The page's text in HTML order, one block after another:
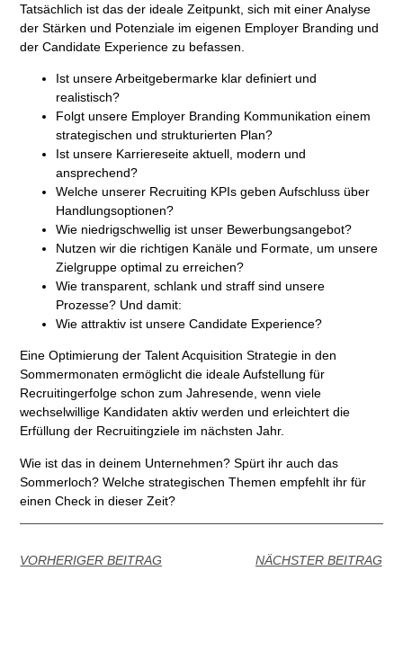
Tatsächlich ist das der ideale Zeitpunkt, sich mit einer Analyse
der Stärken und Potenziale im eigenen Employer Branding und
der Candidate Experience zu befassen.
Ist unsere Arbeitgebermarke klar definiert und
realistisch?
Folgt unsere Employer Branding Kommunikation einem
strategischen und strukturierten Plan?
Ist unsere Karriereseite aktuell, modern und
ansprechend?
Welche unserer Recruiting KPIs geben Aufschluss über
Handlungsoptionen?
Wie niedrigschwellig ist unser Bewerbungsangebot?
Nutzen wir die richtigen Kanäle und Formate, um unsere
Zielgruppe optimal zu erreichen?
Wie transparent, schlank und straff sind unsere
Prozesse? Und damit:
Wie attraktiv ist unsere Candidate Experience?
Eine Optimierung der Talent Acquisition Strategie in den
Sommermonaten ermöglicht die ideale Aufstellung für
Recruitingerfolge schon zum Jahresende, wenn viele
wechselwillige Kandidaten aktiv werden und erleichtert die
Erfüllung der Recruitingziele im nächsten Jahr.
Wie ist das in deinem Unternehmen? Spürt ihr auch das
Sommerloch? Welche strategischen Themen empfehlt ihr für
einen Check in dieser Zeit?
VORHERIGER BEITRAG NÄCHSTER BEITRAG